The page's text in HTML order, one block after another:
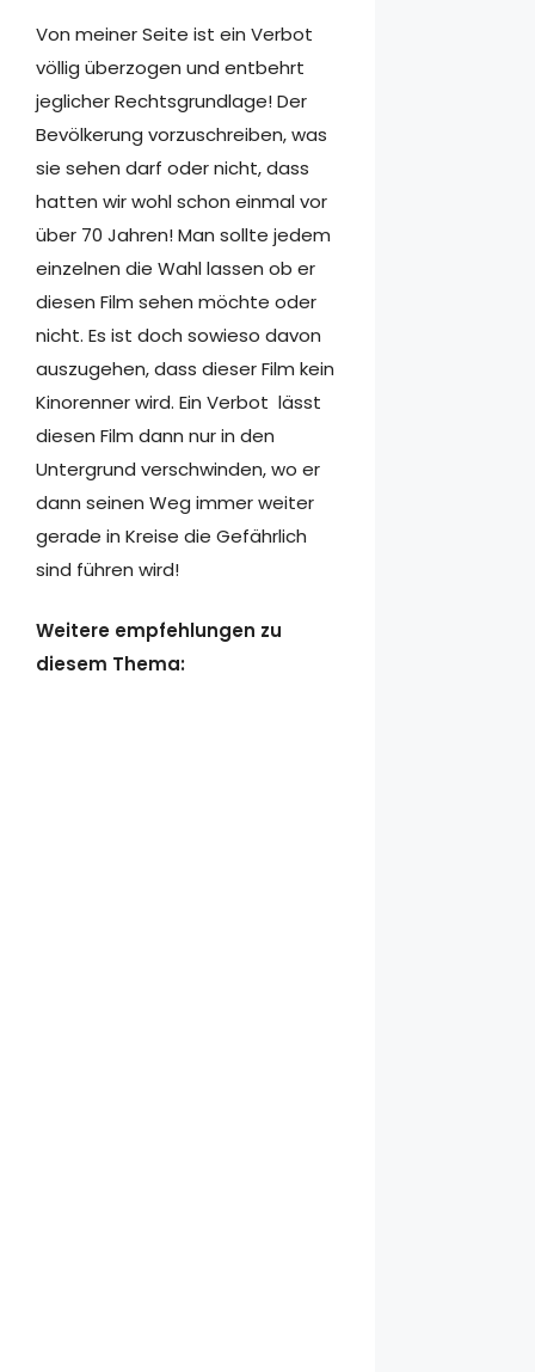
Von meiner Seite ist ein Verbot
völlig überzogen und entbehrt
jeglicher Rechtsgrundlage! Der
Bevölkerung vorzuschreiben, was
sie sehen darf oder nicht, dass
hatten wir wohl schon einmal vor
über 70 Jahren! Man sollte jedem
einzelnen die Wahl lassen ob er
diesen Film sehen möchte oder
nicht. Es ist doch sowieso davon
auszugehen, dass dieser Film kein
Kinorenner wird. Ein Verbot lässt
diesen Film dann nur in den
Untergrund verschwinden, wo er
dann seinen Weg immer weiter
gerade in Kreise die Gefährlich
sind führen wird!
Weitere empfehlungen zu
diesem Thema: